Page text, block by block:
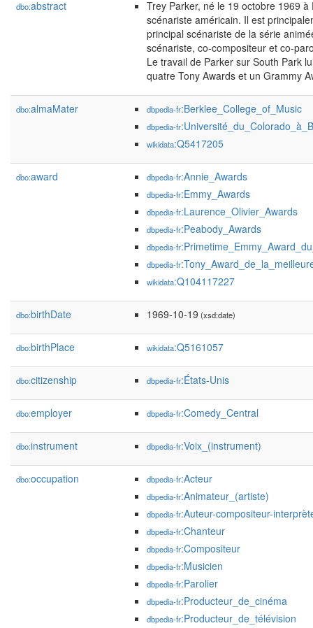
dbo:abstract
Trey Parker, né le 19 octobre 1969
scénariste américain. Il est
principal scénariste de la série
scénariste, co-compositeur et co-
Le travail de Parker sur South Park
quatre Tony Awards et un Grammy
dbo:almaMater dbpedia-fr:Berklee_College_of_Music
dbpedia-fr
wikidata:Q5417205
dbo:award dbpedia-fr:Annie_Awards
dbpedia-fr:Emmy_Awards
dbpedia-fr:Laurence_Olivier_Awards
dbpedia-fr:Peabody_Awards
dbpedia-fr
dbpedia-fr
wikidata:Q104117227
dbo:birthDate 1969-10-19 (xsd:date)
dbo:birthPlace wikidata:Q5161057
dbo:citizenship dbpedia-fr:États-Unis
dbo:employer dbpedia-fr:Comedy_Central
dbo:instrument dbpedia-fr:Voix_(instrument)
dbo:occupation dbpedia-fr:Acteur
dbpedia-fr:Animateur_(artiste)
dbpedia-fr:Auteur-compositeur-
dbpedia-fr:Chanteur
dbpedia-fr:Compositeur
dbpedia-fr:Musicien
dbpedia-fr:Parolier
dbpedia-fr:Producteur_de_cinéma
dbpedia-fr:Producteur_de_télévision